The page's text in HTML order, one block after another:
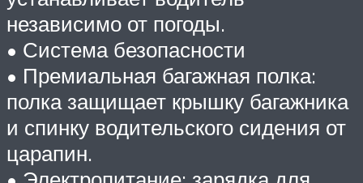
независимо от погоды.
• Система безопасности
• Премиальная багажная полка:
полка защищает крышку багажника
и спинку водительского сидения от
царапин.